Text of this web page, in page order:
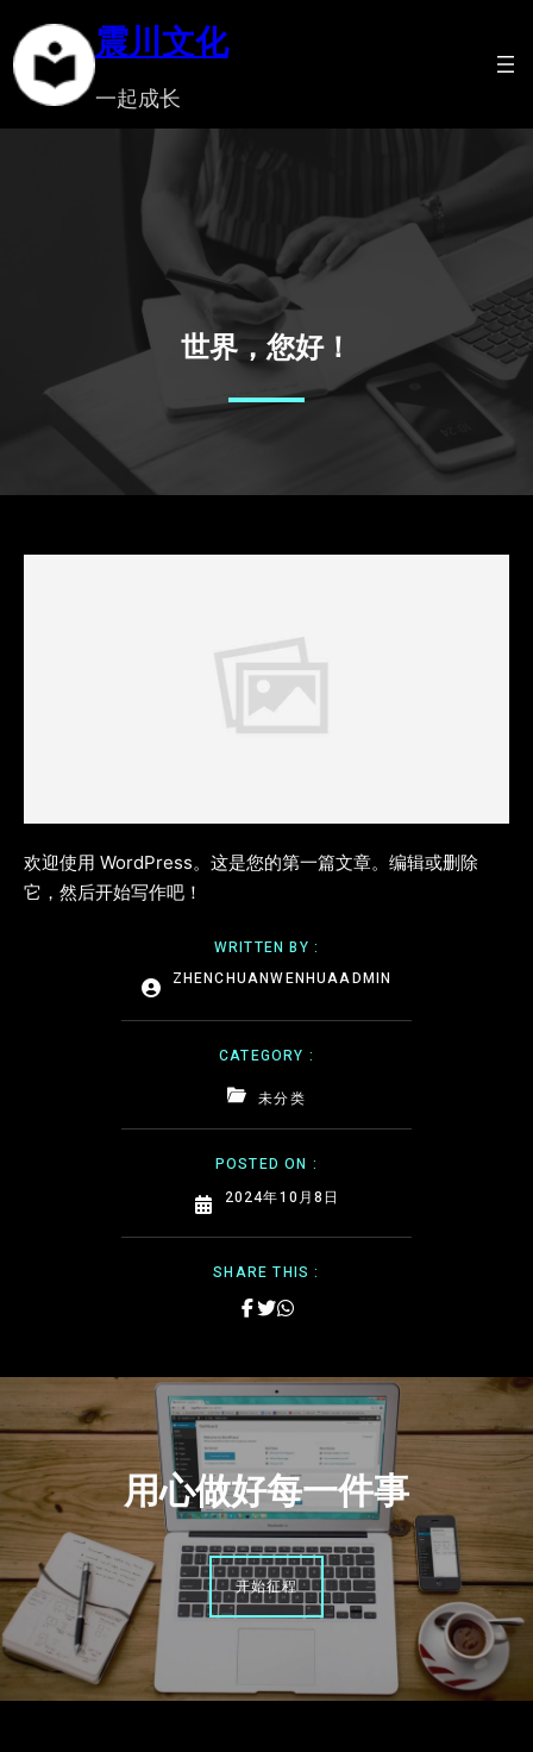
震川文化
一起成长
世界，您好！
WRITTEN BY :
ZHENCHUANWENHUAADMIN
CATEGORY :
未分类
POSTED ON :
2024年10月8日
SHARE THIS :
欢迎使用 WordPress。这是您的第一篇文章。编辑或删除
它，然后开始写作吧！
用心做好每一件事
开始征程